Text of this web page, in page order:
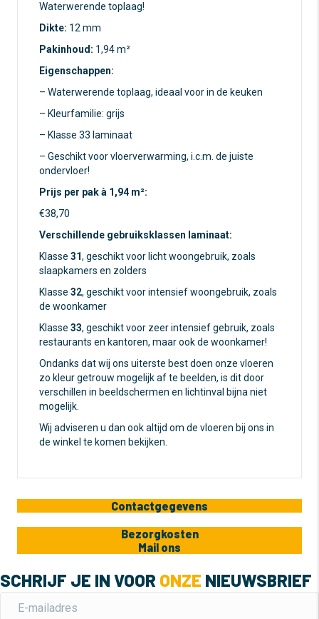
Waterwerende toplaag!
Dikte: 12 mm
Pakinhoud: 1,94 m²
Eigenschappen:
– Waterwerende toplaag, ideaal voor in de keuken
– Kleurfamilie: grijs
– Klasse 33 laminaat
– Geschikt voor vloerverwarming, i.c.m. de juiste
ondervloer!
Prijs per pak à 1,94 m²:
€38,70
Verschillende gebruiksklassen laminaat:
Klasse 31, geschikt voor licht woongebruik, zoals
slaapkamers en zolders
Klasse 32, geschikt voor intensief woongebruik, zoals
de woonkamer
Klasse 33, geschikt voor zeer intensief gebruik, zoals
restaurants en kantoren, maar ook de woonkamer!
Ondanks dat wij ons uiterste best doen onze vloeren
zo kleur getrouw mogelijk af te beelden, is dit door
verschillen in beeldschermen en lichtinval bijna niet
mogelijk.
Wij adviseren u dan ook altijd om de vloeren bij ons in
de winkel te komen bekijken.
Contactgegevens
Bezorgkosten
Mail ons
SCHRIJF JE IN VOOR ONZE NIEUWSBRIEF